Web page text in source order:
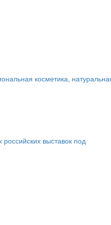
косметика,
выставок под